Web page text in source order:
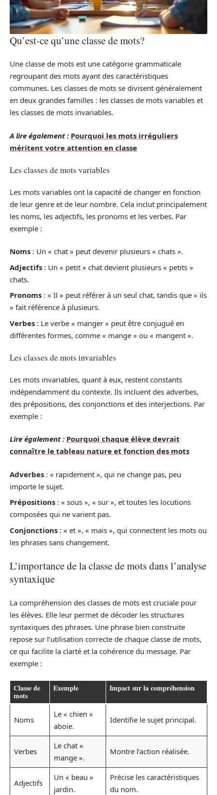
Qu’est-ce qu’une classe de mots?
Une classe de mots est une catégorie grammaticale
regroupant des mots ayant des caractéristiques
communes. Les classes de mots se divisent généralement
en deux grandes familles : les classes de mots variables et
les classes de mots invariables.
A lire également : Pourquoi les mots irréguliers
méritent votre attention en classe
Les classes de mots variables
Les mots variables ont la capacité de changer en fonction
de leur genre et de leur nombre. Cela inclut principalement
les noms, les adjectifs, les pronoms et les verbes. Par
exemple :
Noms : Un « chat » peut devenir plusieurs « chats ».
Adjectifs : Un « petit » chat devient plusieurs « petits »
chats.
Pronoms : « Il » peut référer à un seul chat, tandis que « ils
» fait référence à plusieurs.
Verbes : Le verbe « manger » peut être conjugué en
différentes formes, comme « mange » ou « mangent ».
Les classes de mots invariables
Les mots invariables, quant à eux, restent constants
indépendamment du contexte. Ils incluent des adverbes,
des prépositions, des conjonctions et des interjections. Par
exemple :
Lire également : Pourquoi chaque élève devrait
connaître le tableau nature et fonction des mots
Adverbes : « rapidement », qui ne change pas, peu
importe le sujet.
Prépositions : « sous », « sur », et toutes les locutions
composées qui ne varient pas.
Conjonctions : « et », « mais », qui connectent les mots ou
les phrases sans changement.
L’importance de la classe de mots dans l’analyse
syntaxique
La compréhension des classes de mots est cruciale pour
les élèves. Elle leur permet de décoder les structures
syntaxiques des phrases. Une phrase bien construite
repose sur l’utilisation correcte de chaque classe de mots,
ce qui facilite la clarté et la cohérence du message. Par
exemple :
Classe de
mots
Exemple Impact sur la compréhension
Noms
Le « chien »
aboie.
Identifie le sujet principal.
Verbes
Le chat «
mange ».
Montre l’action réalisée.
Adjectifs
Un « beau »
jardin.
Précise les caractéristiques
du nom.